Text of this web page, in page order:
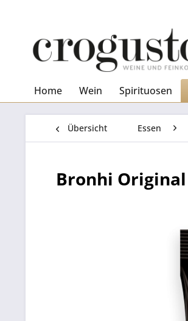
Home Wein Spirituosen
Übersicht Essen
Bronhi Original